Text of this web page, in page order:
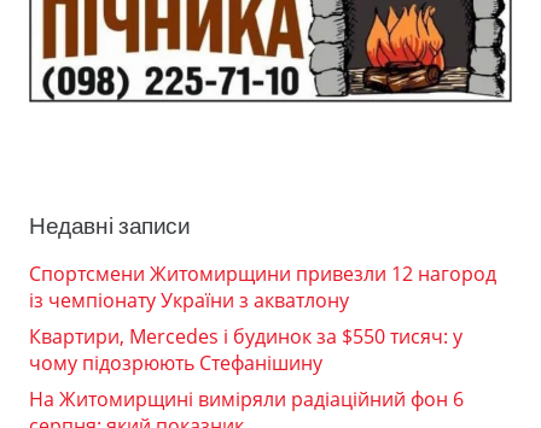
Недавні записи
Спортсмени Житомирщини привезли 12 нагород
із чемпіонату України з акватлону
Квартири, Mercedes і будинок за $550 тисяч: у
чому підозрюють Стефанішину
На Житомирщині виміряли радіаційний фон 6